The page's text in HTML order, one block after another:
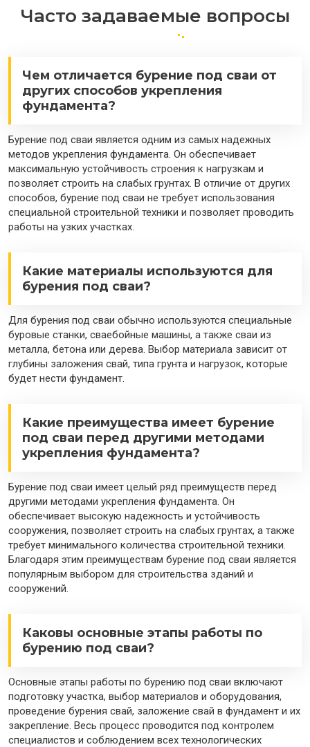
Часто задаваемые вопросы
Чем отличается бурение под сваи от
других способов укрепления
фундамента?
Бурение под сваи является одним из самых надежных
методов укрепления фундамента. Он обеспечивает
максимальную устойчивость строения к нагрузкам и
позволяет строить на слабых грунтах. В отличие от других
способов, бурение под сваи не требует использования
специальной строительной техники и позволяет проводить
работы на узких участках.
Какие материалы используются для
бурения под сваи?
Для бурения под сваи обычно используются специальные
буровые станки, сваебойные машины, а также сваи из
металла, бетона или дерева. Выбор материала зависит от
глубины заложения свай, типа грунта и нагрузок, которые
будет нести фундамент.
Какие преимущества имеет бурение
под сваи перед другими методами
укрепления фундамента?
Бурение под сваи имеет целый ряд преимуществ перед
другими методами укрепления фундамента. Он
обеспечивает высокую надежность и устойчивость
сооружения, позволяет строить на слабых грунтах, а также
требует минимального количества строительной техники.
Благодаря этим преимуществам бурение под сваи является
популярным выбором для строительства зданий и
сооружений.
Каковы основные этапы работы по
бурению под сваи?
Основные этапы работы по бурению под сваи включают
подготовку участка, выбор материалов и оборудования,
проведение бурения свай, заложение свай в фундамент и их
закрепление. Весь процесс проводится под контролем
специалистов и соблюдением всех технологических